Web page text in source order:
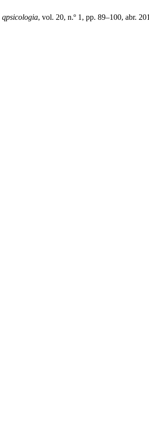
qpsicologia, vol. 20, n.º 1, pp. 89–100, abr.